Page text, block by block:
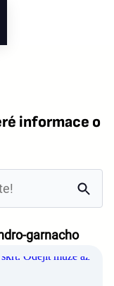
informace o
garnacho